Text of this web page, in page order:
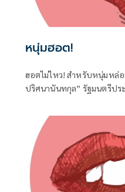
หนุ่มฮอต!
ฮอตไม่ไหว! สำหรับหนุ่มหล่อ
ปริศนานันทกุล” รัฐมนตรีปร
รอบวันคล้ายวันเกิด 77 ปี ข
สส.สุพรรณบุรี จากค่ายเดีย
สิงหาคมที่ผ่านมา